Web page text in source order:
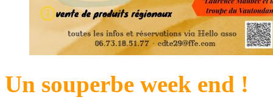
Un souperbe week end !